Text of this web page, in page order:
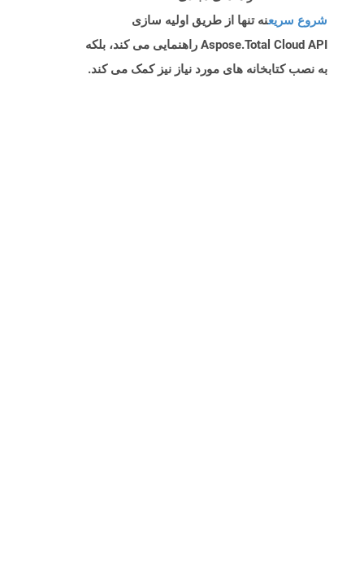
شروع سریعنه تنها از طریق اولیه سازی
Aspose.Total Cloud API راهنمایی می کند، بلکه
به نصب کتابخانه های مورد نیاز نیز کمک می کند.